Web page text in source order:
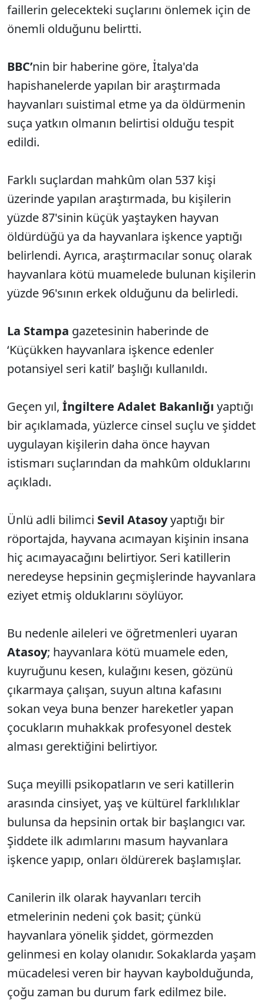
faillerin gelecekteki suçlarını önlemek için de
önemli olduğunu belirtti.
BBC’nin bir haberine göre, İtalya'da
hapishanelerde yapılan bir araştırmada
hayvanları suistimal etme ya da öldürmenin
suça yatkın olmanın belirtisi olduğu tespit
edildi.
Farklı suçlardan mahkûm olan 537 kişi
üzerinde yapılan araştırmada, bu kişilerin
yüzde 87'sinin küçük yaştayken hayvan
öldürdüğü ya da hayvanlara işkence yaptığı
belirlendi. Ayrıca, araştırmacılar sonuç olarak
hayvanlara kötü muamelede bulunan kişilerin
yüzde 96'sının erkek olduğunu da belirledi.
La Stampa gazetesinin haberinde de
‘Küçükken hayvanlara işkence edenler
potansiyel seri katil’ başlığı kullanıldı.
Geçen yıl, İngiltere Adalet Bakanlığı yaptığı
bir açıklamada, yüzlerce cinsel suçlu ve şiddet
uygulayan kişilerin daha önce hayvan
istismarı suçlarından da mahkûm olduklarını
açıkladı.
Ünlü adli bilimci Sevil Atasoyyaptığı bir
röportajda, hayvana acımayan kişinin insana
hiç acımayacağını belirtiyor. Seri katillerin
neredeyse hepsinin geçmişlerinde hayvanlara
eziyet etmiş olduklarını söylüyor.
Bu nedenle aileleri ve öğretmenleri uyaran
Atasoy; hayvanlara kötü muamele eden,
kuyruğunu kesen, kulağını kesen, gözünü
çıkarmaya çalışan, suyun altına kafasını
sokan veya buna benzer hareketler yapan
çocukların muhakkak profesyonel destek
alması gerektiğini belirtiyor.
Suça meyilli psikopatların ve seri katillerin
arasında cinsiyet, yaş ve kültürel farklılıklar
bulunsa da hepsinin ortak bir başlangıcı var.
Şiddete ilk adımlarını masum hayvanlara
işkence yapıp, onları öldürerek başlamışlar.
Canilerin ilk olarak hayvanları tercih
etmelerinin nedeni çok basit; çünkü
hayvanlara yönelik şiddet, görmezden
gelinmesi en kolay olanıdır. Sokaklarda yaşam
mücadelesi veren bir hayvan kaybolduğunda,
çoğu zaman bu durum fark edilmez bile.